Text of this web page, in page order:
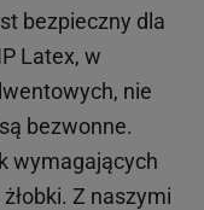
bezpieczny dla
Latex, w
, nie
bezwonne.
wymagających
Z naszymi